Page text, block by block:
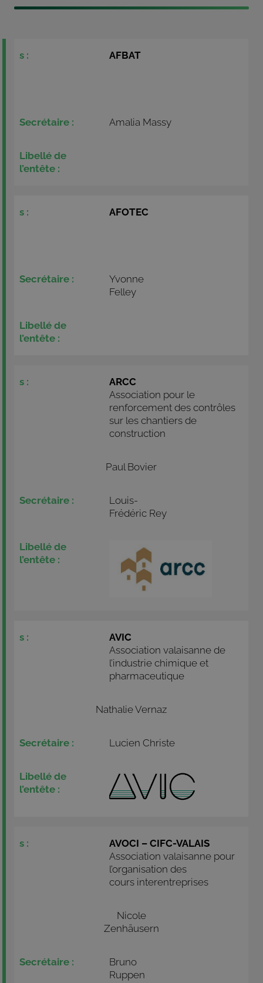
AFBAT
Amalia Massy
AFOTEC
Yvonne
Felley
ARCC
Association pour le
renforcement des contrôles
sur les chantiers de
construction
Paul Bovier
Louis-
Frédéric Rey
AVIC
Association valaisanne de
l’industrie chimique et
pharmaceutique
Nathalie Vernaz
Lucien Christe
AVOCI – CIFC-VALAIS
Association valaisanne pour
l’organisation des
cours interentreprises
Nicole
Zenhäusern
Bruno
Ruppen